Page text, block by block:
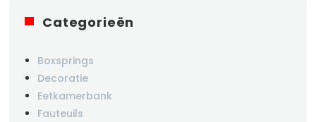
Categorieën
Boxsprings
Decoratie
Eetkamerbank
Fauteuils